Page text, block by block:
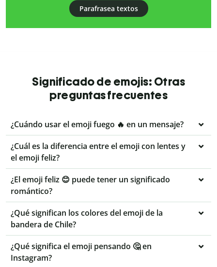
Parafrasea textos
Significado de emojis: Otras
preguntas frecuentes
¿Cuándo usar el emoji fuego 🔥 en un mensaje?
¿Cuál es la diferencia entre el emoji con lentes y
el emoji feliz?
¿El emoji feliz 😊 puede tener un significado
romántico?
¿Qué significan los colores del emoji de la
bandera de Chile?
¿Qué significa el emoji pensando 🤔 en
Instagram?